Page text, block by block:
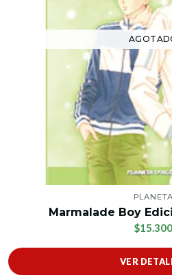
PLANETA
Marmalade Boy
$15.300
VER